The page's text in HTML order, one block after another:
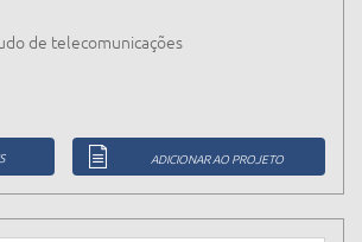
de telecomunicações
ADICIONAR AO PROJETO